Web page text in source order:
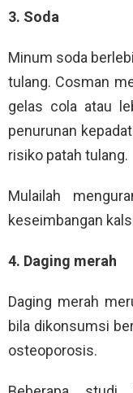
3. Soda
Minum soda
tulang. Cosman
gelas cola atau
penurunan
risiko patah tulang.
Mulailah
keseimbangan
4. Daging merah
Daging merah
bila dikonsumsi
osteoporosis.